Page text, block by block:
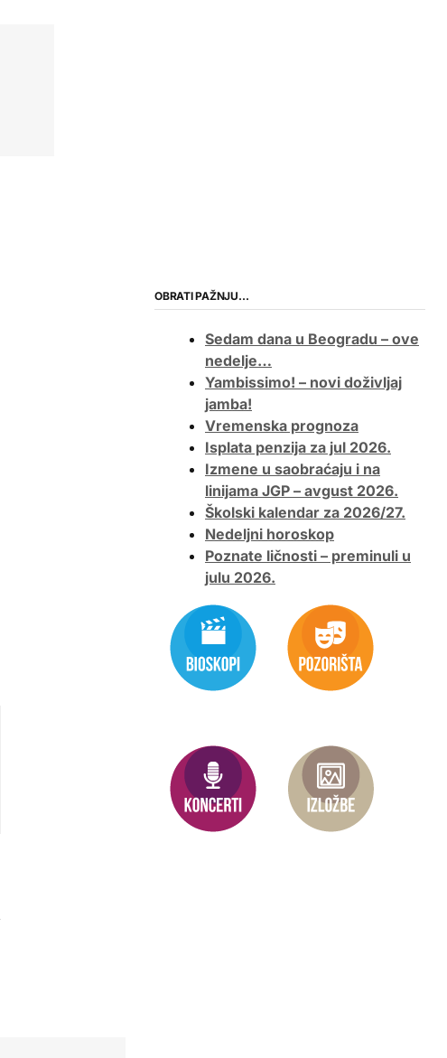
OBRATI PAŽNJU…
Sedam dana u Beogradu – ove
nedelje…
Yambissimo! – novi doživljaj
jamba!
Vremenska prognoza
Isplata penzija za jul 2026.
Izmene u saobraćaju i na
linijama JGP – avgust 2026.
Školski kalendar za 2026/27.
Nedeljni horoskop
Poznate ličnosti – preminuli u
julu 2026.